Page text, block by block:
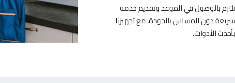
نلتزم بالوصول في الموعد وتقديم خدمة
سريعة دون المساس بالجودة، مع تجهيزنا
بأحدث الأدوات.